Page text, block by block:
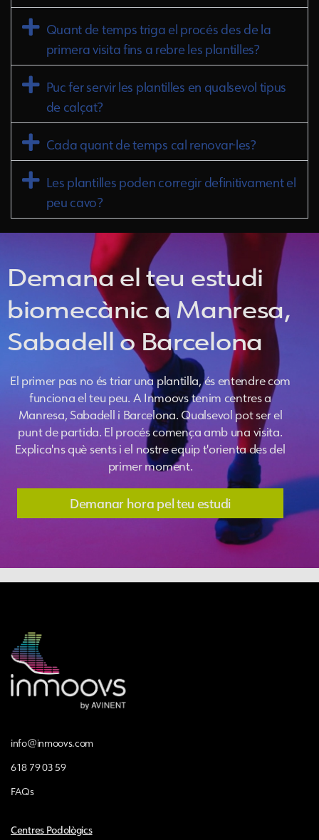
Quant de temps triga el procés des de la
primera visita fins a rebre les plantilles?
Puc fer servir les plantilles en qualsevol tipus
de calçat?
Cada quant de temps cal renovar-les?
Les plantilles poden corregir definitivament el
peu cavo?
Demana el teu estudi
biomecànic a Manresa,
Sabadell o Barcelona
El primer pas no és triar una plantilla, és entendre com
funciona el teu peu. A Inmoovs tenim centres a
Manresa, Sabadell i Barcelona. Qualsevol pot ser el
punt de partida. El procés comença amb una visita.
Explica'ns què sents i el nostre equip t'orienta des del
primer moment.
Demanar hora pel teu estudi
info@inmoovs.com
618 79 03 59
FAQs
Centres Podològics